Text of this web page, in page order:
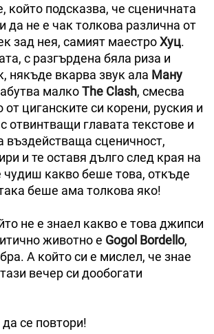
който подсказва, че сценичната
да не е чак толкова различна от
зад нея, самият маестроХуц.
с разгърдена бяла риза и
някъде вкарва звук ала Ману
малкоThe Clash, смесва
циганските си корени, руския и
отвинтващи главата текстове и
въздействаща сценичност,
и те оставя дълго след края на
чудиш какво беше това, откъде
беше ама толкова яко!
не е знаел какво е това джипси
животно е Gogol Bordello,
А който си е мислел, че знае
вечер си дообогати
се повтори!